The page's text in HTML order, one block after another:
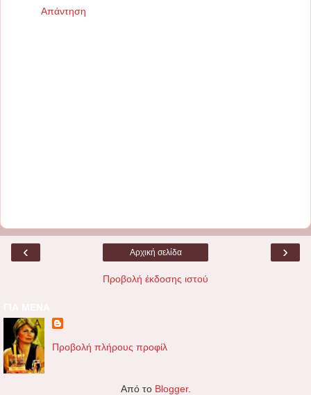
Απάντηση
‹ ›
Αρχική σελίδα
Προβολή έκδοσης ιστού
Προβολή πλήρους προφίλ
Από το Blogger.